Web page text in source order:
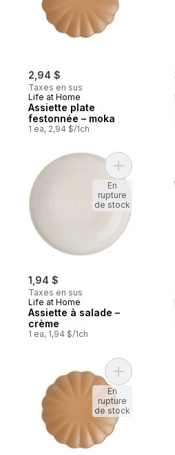
2,94 $
Taxes en sus
Life at Home
Assiette plate
festonnée – moka
1 ea, 2,94 $/1ch
1,94 $
Taxes en sus
Life at Home
Assiette à salade –
crème
1 ea, 1,94 $/1ch
Ajouter
En
rupture
de stock
Ajouter
En
rupture
de stock